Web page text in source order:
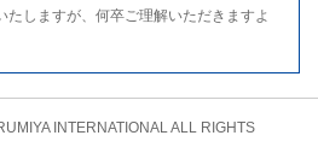
たしますが、何卒ご理解いただきますよ